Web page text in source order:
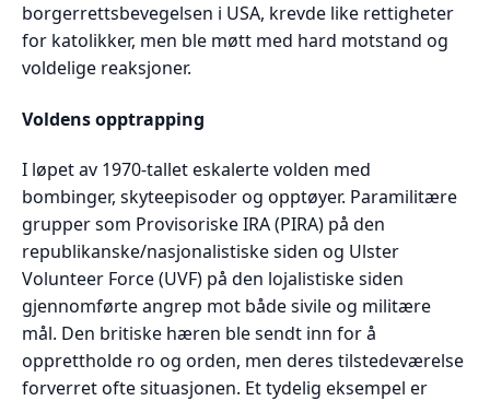
borgerrettsbevegelsen i USA, krevde like rettigheter
for katolikker, men ble møtt med hard motstand og
voldelige reaksjoner.
Voldens opptrapping
I løpet av 1970-tallet eskalerte volden med
bombinger, skyteepisoder og opptøyer. Paramilitære
grupper som Provisoriske IRA (PIRA) på den
republikanske/nasjonalistiske siden og Ulster
Volunteer Force (UVF) på den lojalistiske siden
gjennomførte angrep mot både sivile og militære
mål. Den britiske hæren ble sendt inn for å
opprettholde ro og orden, men deres tilstedeværelse
forverret ofte situasjonen. Et tydelig eksempel er